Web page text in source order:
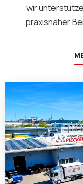
wir
praxisnaher